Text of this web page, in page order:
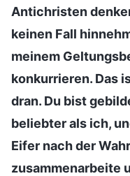
Antichristen
keinen Fall
meinem
konkurrieren. Das
dran. Du bist
beliebter als ich,
Eifer nach der
zusammenarbeite